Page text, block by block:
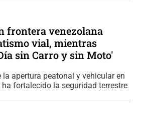
frontera venezolana
vial, mientras
sin Carro y sin Moto'
apertura peatonal y vehicular en
fortalecido la seguridad terrestre